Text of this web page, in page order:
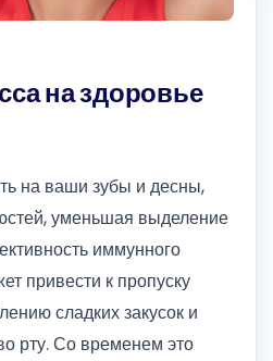
на здоровье
на ваши зубы и десны,
уменьшая выделение
иммунного
привести к пропуску
сладких закусок и
рту. Со временем это